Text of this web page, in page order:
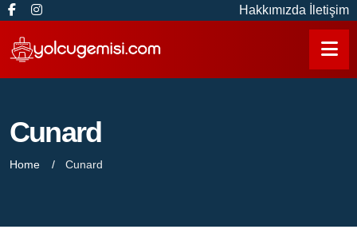
Hakkımızda İletişim
Cunard
Home Cunard